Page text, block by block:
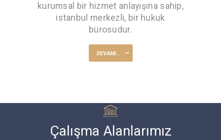
kurumsal bir hizmet anlayışına sahip,
istanbul merkezli, bir hukuk
bürosudur.
DEVAMI...
Çalışma Alanlarımız